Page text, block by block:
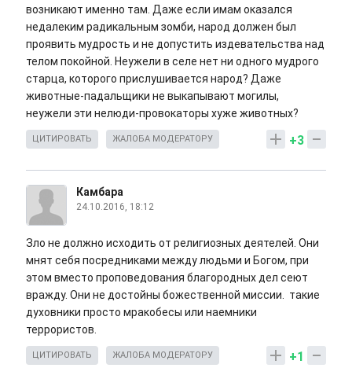
возникают именно там. Даже если имам оказался
недалеким радикальным зомби, народ должен был
проявить мудрость и не допустить издевательства над
телом покойной. Неужели в селе нет ни одного мудрого
старца, которого прислушивается народ? Даже
животные-падальщики не выкапывают могилы,
неужели эти нелюди-провокаторы хуже животных?
+3
ЦИТИРОВАТЬ ЖАЛОБА МОДЕРАТОРУ
Камбара
24.10.2016, 18:12
Зло не должно исходить от религиозных деятелей. Они
мнят себя посредниками между людьми и Богом, при
этом вместо проповедования благородных дел сеют
вражду. Они не достойны божественной миссии. такие
духовники просто мракобесы или наемники
террористов.
+1
ЦИТИРОВАТЬ ЖАЛОБА МОДЕРАТОРУ